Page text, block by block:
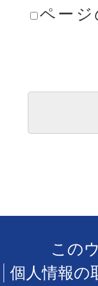
ペー
この
個人情報の